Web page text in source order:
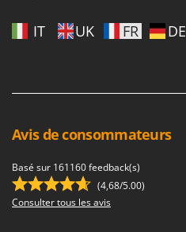
IT UK FR DE
Avis de consommateurs
Basé sur 161160 feedback(s)
(4,68/5.00)
Consulter tous les avis